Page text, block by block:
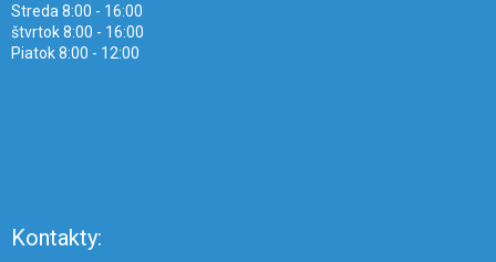
Streda 8:00 - 16:00
štvrtok 8:00 - 16:00
Piatok 8:00 - 12:00
Kontakty: